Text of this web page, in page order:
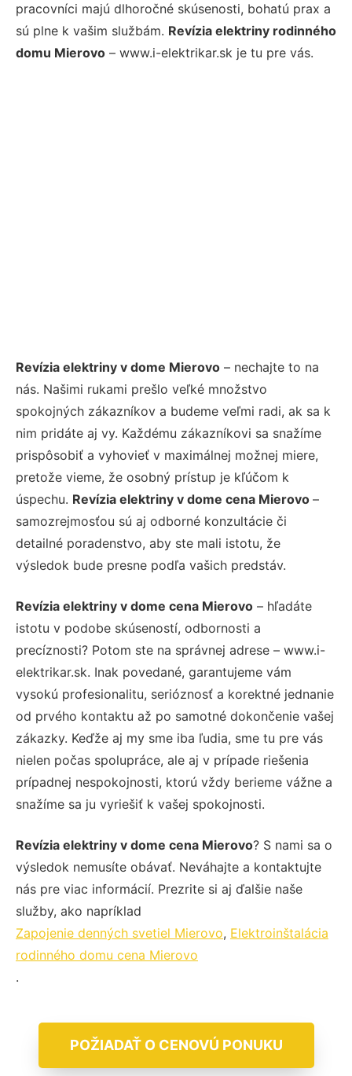
pracovníci majú dlhoročné skúsenosti, bohatú prax a
sú plne k vašim službám. Revízia elektriny rodinného
domu Mierovo – www.i-elektrikar.sk je tu pre vás.
Revízia elektriny v dome Mierovo – nechajte to na
nás. Našimi rukami prešlo veľké množstvo
spokojných zákazníkov a budeme veľmi radi, ak sa k
nim pridáte aj vy. Každému zákazníkovi sa snažíme
prispôsobiť a vyhovieť v maximálnej možnej miere,
pretože vieme, že osobný prístup je kľúčom k
úspechu. Revízia elektriny v dome cena Mierovo –
samozrejmosťou sú aj odborné konzultácie či
detailné poradenstvo, aby ste mali istotu, že
výsledok bude presne podľa vašich predstáv.
Revízia elektriny v dome cena Mierovo – hľadáte
istotu v podobe skúseností, odbornosti a
precíznosti? Potom ste na správnej adrese – www.i-
elektrikar.sk. Inak povedané, garantujeme vám
vysokú profesionalitu, serióznosť a korektné jednanie
od prvého kontaktu až po samotné dokončenie vašej
zákazky. Keďže aj my sme iba ľudia, sme tu pre vás
nielen počas spolupráce, ale aj v prípade riešenia
prípadnej nespokojnosti, ktorú vždy berieme vážne a
snažíme sa ju vyriešiť k vašej spokojnosti.
Revízia elektriny v dome cena Mierovo? S nami sa o
výsledok nemusíte obávať. Neváhajte a kontaktujte
nás pre viac informácií. Prezrite si aj ďalšie naše
služby, ako napríklad
Zapojenie denných svetiel Mierovo, Elektroinštalácia
rodinného domu cena Mierovo
.
POŽIADAŤ O CENOVÚ PONUKU